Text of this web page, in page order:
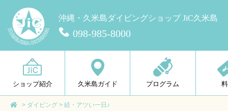
沖縄・久米島ダイビングショップ JiC久米島
098-985-8000
ショップ紹介 久米島ガイド プログラム
> ダイビング > 続・アツい一日♪